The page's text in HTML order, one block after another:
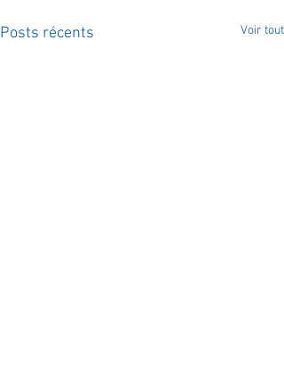
Posts récents Voir tout